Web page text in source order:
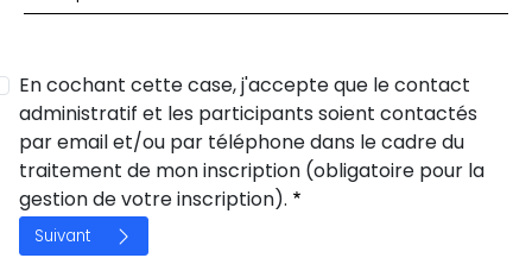
En cochant cette case, j'accepte que le contact
administratif et les participants soient contactés
par email et/ou par téléphone dans le cadre du
traitement de mon inscription (obligatoire pour la
gestion de votre inscription).